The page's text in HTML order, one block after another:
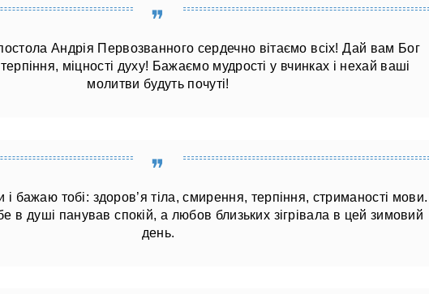
Андрія Первозванного сердечно вітаємо всіх! Дай вам Бог
міцності духу! Бажаємо мудрості у вчинках і нехай ваші
молитви будуть почуті!
і бажаю тобі: здоров’я тіла, смирення, терпіння, стриманості мови.
в душі панував спокій, а любов близьких зігрівала в цей зимовий
день.